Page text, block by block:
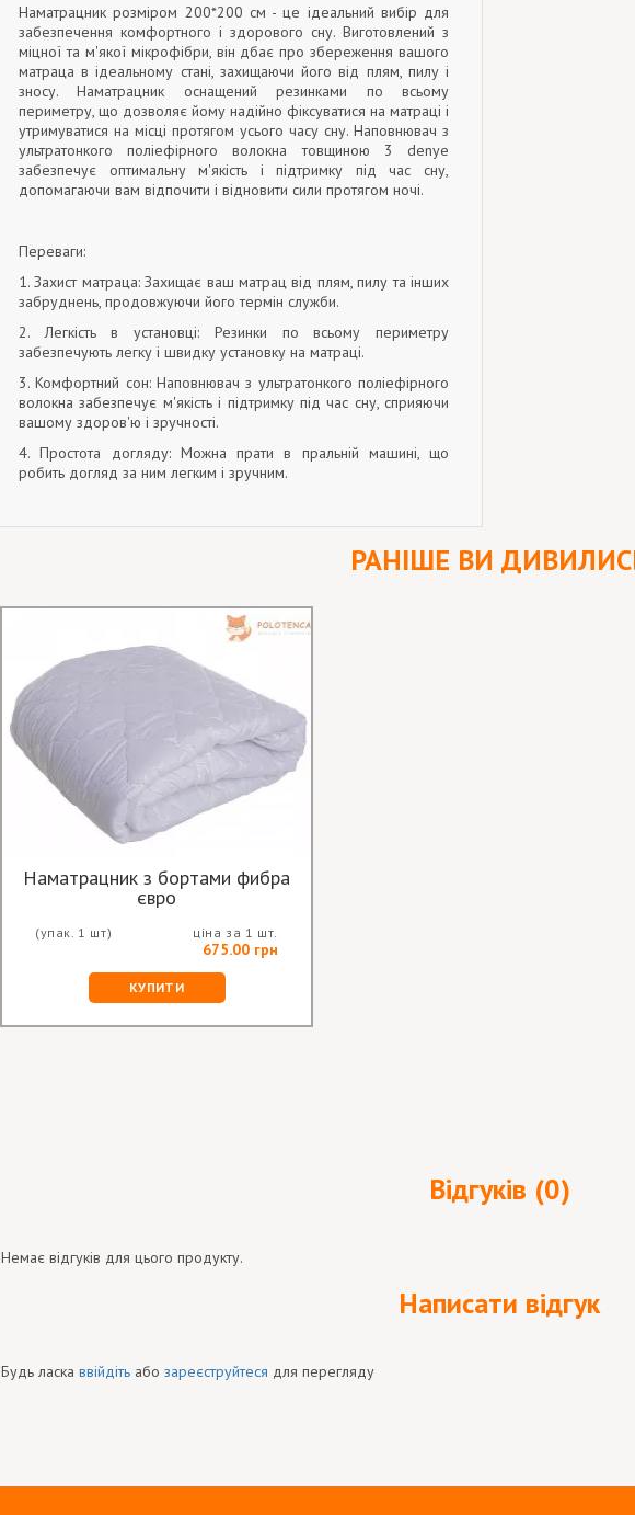
Наматрацник розміром 200*200 см - це ідеальний вибір для
забезпечення комфортного і здорового сну. Виготовлений з
міцної та м'якої мікрофібри, він дбає про збереження вашого
матраца в ідеальному стані, захищаючи його від плям, пилу і
зносу. Наматрацник оснащений резинками по всьому
периметру, що дозволяє йому надійно фіксуватися на матраці і
утримуватися на місці протягом усього часу сну. Наповнювач з
ультратонкого поліефірного волокна товщиною 3 denye
забезпечує оптимальну м'якість і підтримку під час сну,
допомагаючи вам відпочити і відновити сили протягом ночі.
Переваги:
1. Захист матраца: Захищає ваш матрац від плям, пилу та інших
забруднень, продовжуючи його термін служби.
2. Легкість в установці: Резинки по всьому периметру
забезпечують легку і швидку установку на матраці.
3. Комфортний сон: Наповнювач з ультратонкого поліефірного
волокна забезпечує м'якість і підтримку під час сну, сприяючи
вашому здоров'ю і зручності.
4. Простота догляду: Можна прати в пральній машині, що
робить догляд за ним легким і зручним.
РАНІШЕ ВИ
Наматрацник з бортами фибра
євро
(упак. 1 шт) ціна за 1 шт.
675.00 грн
КУПИТИ
Відгуків (0)
Немає відгуків для цього продукту.
Написати відгук
Будь ласка ввійдіть або зареєструйтеся для перегляду